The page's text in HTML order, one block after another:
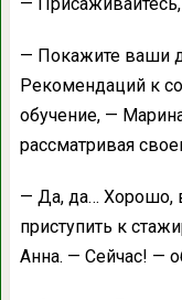
— Покажите ваши
Рекомендаций к
обучение, —
рассматривая
— Да, да… Хорошо,
приступить к
Анна. — Сейчас! —